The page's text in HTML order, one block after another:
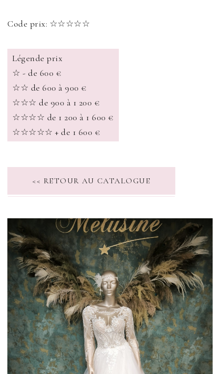
Code prix: ☆☆☆☆☆
Légende prix
☆ - de 600 €
☆☆ de 600 à 900 €
☆☆☆ de 900 à 1 200 €
☆☆☆☆ de 1 200 à 1 600 €
☆☆☆☆☆ + de 1 600 €
<< RETOUR AU CATALOGUE